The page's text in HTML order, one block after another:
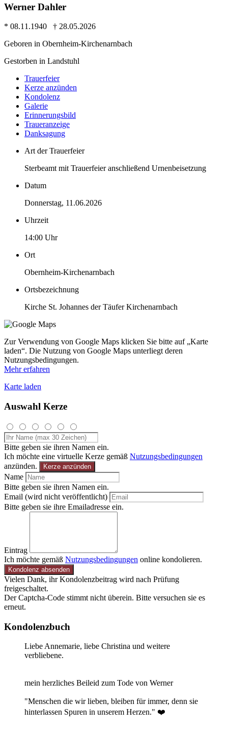
Werner Dahler
* 08.11.1940 † 28.05.2026
Geboren in Obernheim-Kirchenarnbach
Gestorben in Landstuhl
Trauer­feier
Kerze anzünden
Kondo­lenz
Galerie
Erinne­rungs­bild
Trauer­anzeige
Dank­sagung
Art der Trauerfeier
Sterbeamt mit Trauerfeier anschließend Urnenbeisetzung
Datum
Donnerstag, 11.06.2026
Uhrzeit
14:00 Uhr
Ort
Obernheim-Kirchenarnbach
Ortsbezeichnung
Kirche St. Johannes der Täufer Kirchenarnbach
Zur Verwendung von Google Maps klicken Sie bitte auf „Karte
laden“. Die Nutzung von Google Maps unterliegt deren
Nutzungsbedingungen.
Mehr erfahren
Karte laden
Auswahl Kerze
Bitte geben sie ihren Namen ein.
Ich möchte eine virtuelle Kerze gemäß Nutzungsbedingungen
anzünden.
Kerze anzünden
Name
Bitte geben sie ihren Namen ein.
Email (wird nicht veröffentlicht)
Bitte geben sie ihre Emailadresse ein.
Eintrag
Ich möchte gemäß Nutzungsbedingungen online kondolieren.
Kondolenz absenden
Vielen Dank, ihr Kondolenzbeitrag wird nach Prüfung
freigeschaltet.
Der Captcha-Code stimmt nicht überein. Bitte versuchen sie es
erneut.
Kondolenzbuch
Liebe Annemarie, liebe Christina und weitere
verbliebene.
mein herzliches Beileid zum Tode von Werner
"Menschen die wir lieben, bleiben für immer, denn sie
hinterlassen Spuren in unserem Herzen." ❤️